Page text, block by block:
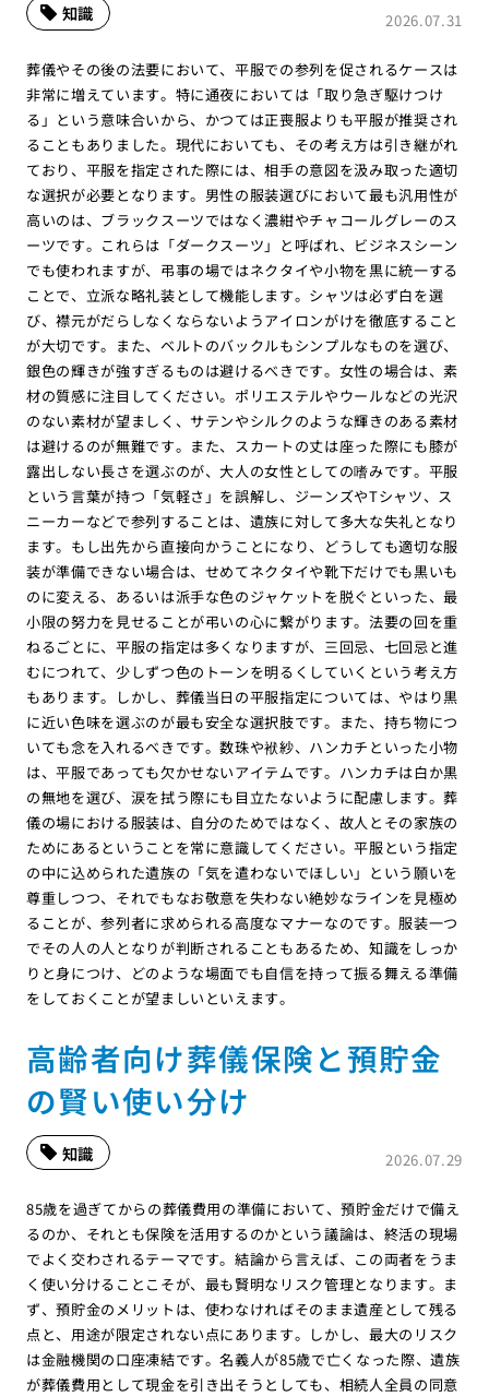
2026.07.31
知識
葬儀やその後の法要において、平服での参列を促されるケースは
非常に増えています。特に通夜においては「取り急ぎ駆けつけ
る」という意味合いから、かつては正喪服よりも平服が推奨され
ることもありました。現代においても、その考え方は引き継がれ
ており、平服を指定された際には、相手の意図を汲み取った適切
な選択が必要となります。男性の服装選びにおいて最も汎用性が
高いのは、ブラックスーツではなく濃紺やチャコールグレーのス
ーツです。これらは「ダークスーツ」と呼ばれ、ビジネスシーン
でも使われますが、弔事の場ではネクタイや小物を黒に統一する
ことで、立派な略礼装として機能します。シャツは必ず白を選
び、襟元がだらしなくならないようアイロンがけを徹底すること
が大切です。また、ベルトのバックルもシンプルなものを選び、
銀色の輝きが強すぎるものは避けるべきです。女性の場合は、素
材の質感に注目してください。ポリエステルやウールなどの光沢
のない素材が望ましく、サテンやシルクのような輝きのある素材
は避けるのが無難です。また、スカートの丈は座った際にも膝が
露出しない長さを選ぶのが、大人の女性としての嗜みです。平服
という言葉が持つ「気軽さ」を誤解し、ジーンズやTシャツ、ス
ニーカーなどで参列することは、遺族に対して多大な失礼となり
ます。もし出先から直接向かうことになり、どうしても適切な服
装が準備できない場合は、せめてネクタイや靴下だけでも黒いも
のに変える、あるいは派手な色のジャケットを脱ぐといった、最
小限の努力を見せることが弔いの心に繋がります。法要の回を重
ねるごとに、平服の指定は多くなりますが、三回忌、七回忌と進
むにつれて、少しずつ色のトーンを明るくしていくという考え方
もあります。しかし、葬儀当日の平服指定については、やはり黒
に近い色味を選ぶのが最も安全な選択肢です。また、持ち物につ
いても念を入れるべきです。数珠や袱紗、ハンカチといった小物
は、平服であっても欠かせないアイテムです。ハンカチは白か黒
の無地を選び、涙を拭う際にも目立たないように配慮します。葬
儀の場における服装は、自分のためではなく、故人とその家族の
ためにあるということを常に意識してください。平服という指定
の中に込められた遺族の「気を遣わないでほしい」という願いを
尊重しつつ、それでもなお敬意を失わない絶妙なラインを見極め
ることが、参列者に求められる高度なマナーなのです。服装一つ
でその人の人となりが判断されることもあるため、知識をしっか
りと身につけ、どのような場面でも自信を持って振る舞える準備
をしておくことが望ましいといえます。
高齢者向け葬儀保険と預貯金
の賢い使い分け
2026.07.29
知識
85歳を過ぎてからの葬儀費用の準備において、預貯金だけで備え
るのか、それとも保険を活用するのかという議論は、終活の現場
でよく交わされるテーマです。結論から言えば、この両者をうま
く使い分けることこそが、最も賢明なリスク管理となります。ま
ず、預貯金のメリットは、使わなければそのまま遺産として残る
点と、用途が限定されない点にあります。しかし、最大のリスク
は金融機関の口座凍結です。名義人が85歳で亡くなった際、遺族
が葬儀費用として現金を引き出そうとしても、相続人全員の同意